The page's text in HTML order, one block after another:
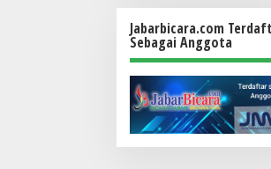
Jabarbicara.com
Sebagai Anggota